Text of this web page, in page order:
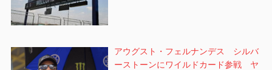
アウグスト・フェルナンデス シルバ
ーストーンにワイルドカード参戦 ヤ